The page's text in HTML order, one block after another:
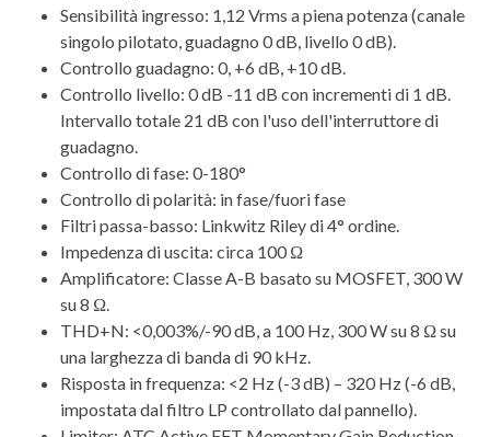
Sensibilità ingresso: 1,12 Vrms a piena potenza (canale
singolo pilotato, guadagno 0 dB, livello 0 dB).
Controllo guadagno: 0, +6 dB, +10 dB.
Controllo livello: 0 dB -11 dB con incrementi di 1 dB.
Intervallo totale 21 dB con l'uso dell'interruttore di
guadagno.
Controllo di fase: 0-180°
Controllo di polarità: in fase/fuori fase
Filtri passa-basso: Linkwitz Riley di 4° ordine.
Impedenza di uscita: circa 100 Ω
Amplificatore: Classe A-B basato su MOSFET, 300 W
su 8 Ω.
THD+N: <0,003%/-90 dB, a 100 Hz, 300 W su 8 Ω su
una larghezza di banda di 90 kHz.
Risposta in frequenza: <2 Hz (-3 dB) – 320 Hz (-6 dB,
impostata dal filtro LP controllato dal pannello).